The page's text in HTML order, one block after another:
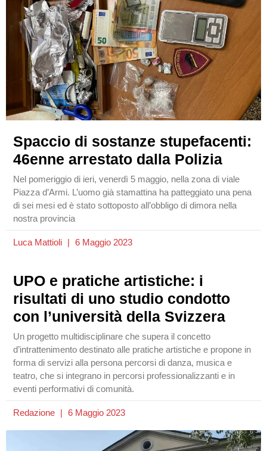
Spaccio di sostanze stupefacenti:
46enne arrestato dalla Polizia
Nel pomeriggio di ieri, venerdì 5 maggio, nella zona di viale
Piazza d’Armi. L’uomo già stamattina ha patteggiato una pena
di sei mesi ed è stato sottoposto all’obbligo di dimora nella
nostra provincia
Luca Mattioli 6 Maggio 2023
UPO e pratiche artistiche: i
risultati di uno studio condotto
con l’università della Svizzera
Un progetto multidisciplinare che supera il concetto
d’intrattenimento destinato alle pratiche artistiche e propone in
forma di servizi alla persona percorsi di danza, musica e
teatro, che si integrano in percorsi professionalizzanti e in
eventi performativi di comunità.
Redazione 6 Maggio 2023